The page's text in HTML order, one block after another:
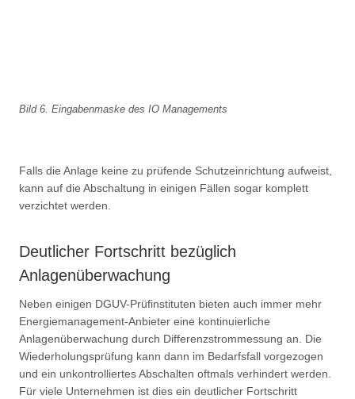
Bild 6. Eingabenmaske des IO Managements
Falls die Anlage keine zu prüfende Schutzeinrichtung aufweist,
kann auf die Abschaltung in einigen Fällen sogar komplett
verzichtet werden.
Deutlicher Fortschritt bezüglich
Anlagenüberwachung
Neben einigen DGUV-Prüfinstituten bieten auch immer mehr
Energiemanagement-Anbieter eine kontinuierliche
Anlagenüberwachung durch Differenzstrommessung an. Die
Wiederholungsprüfung kann dann im Bedarfsfall vorgezogen
und ein unkontrolliertes Abschalten oftmals verhindert werden.
Für viele Unternehmen ist dies ein deutlicher Fortschritt